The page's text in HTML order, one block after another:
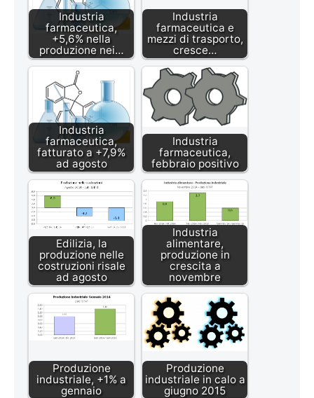
Industria
farmaceutica,
+5,6% nella
produzione nei…
Industria
farmaceutica e
mezzi di trasporto,
cresce…
Industria
farmaceutica,
fatturato a +7,9%
ad agosto
Industria
farmaceutica,
febbraio positivo
Edilizia, la
produzione nelle
costruzioni risale
ad agosto
Industria
alimentare,
produzione in
crescita a
novembre
Produzione
industriale, +1% a
gennaio
Produzione
industriale in calo a
giugno 2015